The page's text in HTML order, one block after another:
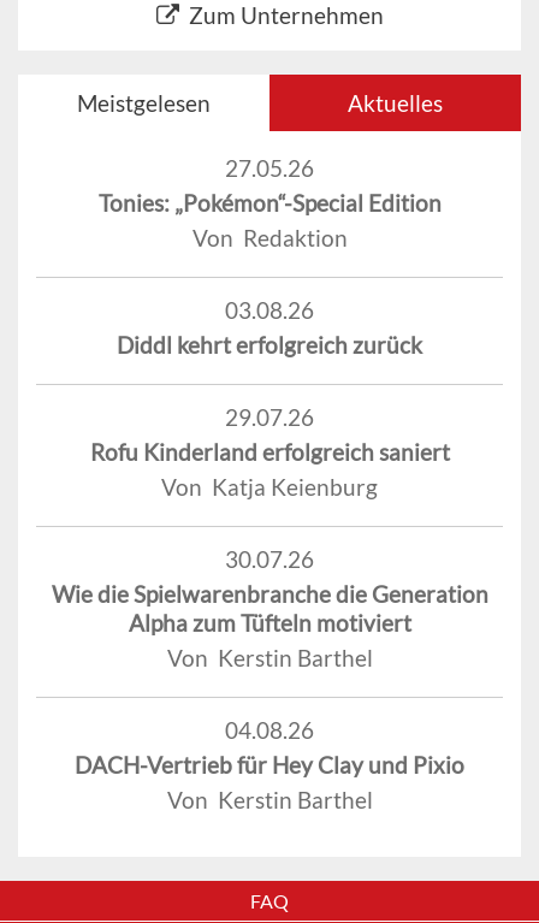
Zum Unternehmen
Meistgelesen Aktuelles
27.05.26
Tonies: „Pokémon“-Special Edition
Von Redaktion
03.08.26
Diddl kehrt erfolgreich zurück
29.07.26
Rofu Kinderland erfolgreich saniert
Von Katja Keienburg
30.07.26
Wie die Spielwarenbranche die Generation
Alpha zum Tüfteln motiviert
Von Kerstin Barthel
04.08.26
DACH-Vertrieb für Hey Clay und Pixio
Von Kerstin Barthel
FAQ